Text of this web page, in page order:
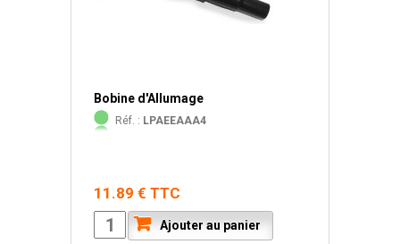
Bobine d'Allumage
Réf. : LPAEEAAA4
11.89 € TTC
Ajouter au panier